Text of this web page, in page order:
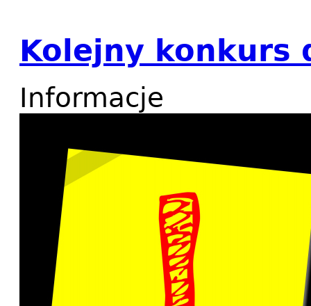
Kolejny konkurs
Informacje